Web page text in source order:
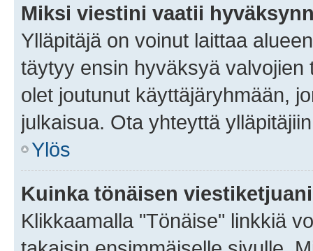
Miksi viestini vaatii
Ylläpitäjä on voinut laittaa
täytyy ensin hyväksyä
olet joutunut käyttäjäryhmään,
julkaisua. Ota yhteyttä
Ylös
Kuinka tönäisen
Klikkaamalla "Tönäise" linkkiä